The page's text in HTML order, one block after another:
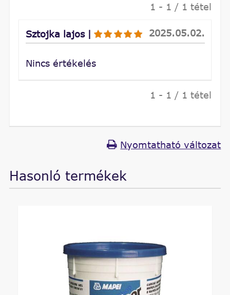
1 - 1 / 1 tétel
Sztojka lajos | 2025.05.02.
Nincs értékelés
1 - 1 / 1 tétel
Nyomtatható változat
Hasonló termékek